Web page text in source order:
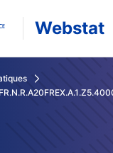
de navigation
Webstat